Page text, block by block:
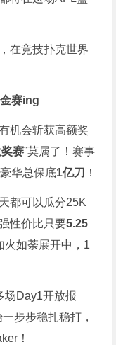
在竞技扑克世界
赛ing
机会斩获高额奖
赛”莫属了！赛事
华总保底1亿刀 ！
都可以瓜分25K
性价比只要5.25
火如荼展开中，1
场Day1开放报
步步稳扎稳打，
！